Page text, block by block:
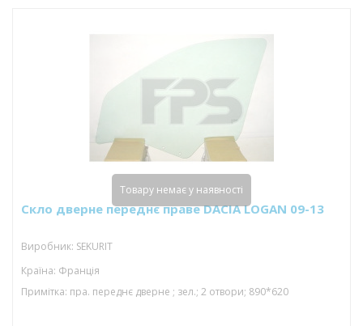
Скло дверне переднє праве DACIA LOGAN 09-13
Виробник: SEKURIT
Країна: Франція
Примітка: пра. переднє дверне ; зел.; 2 отвори; 890*620
Товару немає у наявності